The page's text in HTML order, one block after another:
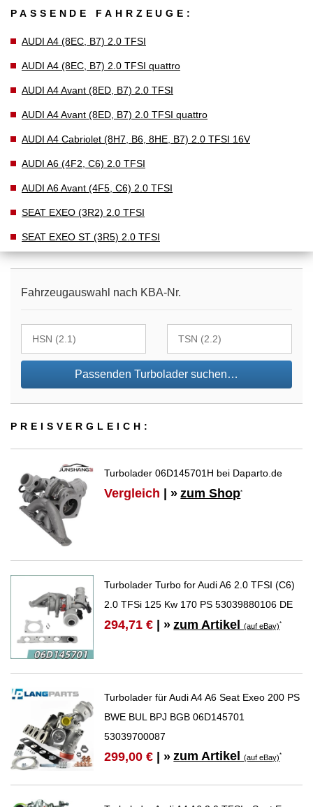
PASSENDE FAHRZEUGE:
AUDI A4 (8EC, B7) 2.0 TFSI
AUDI A4 (8EC, B7) 2.0 TFSI quattro
AUDI A4 Avant (8ED, B7) 2.0 TFSI
AUDI A4 Avant (8ED, B7) 2.0 TFSI quattro
AUDI A4 Cabriolet (8H7, B6, 8HE, B7) 2.0 TFSI 16V
AUDI A6 (4F2, C6) 2.0 TFSI
AUDI A6 Avant (4F5, C6) 2.0 TFSI
SEAT EXEO (3R2) 2.0 TFSI
SEAT EXEO ST (3R5) 2.0 TFSI
Fahrzeugauswahl nach KBA-Nr.
Passenden Turbolader suchen…
PREIS­VER­GLEICH:
Turbolader 06D145701H bei Daparto.de
Vergleich | » zum Shop*
Turbolader Turbo for Audi A6 2.0 TFSI (C6)
2.0 TFSi 125 Kw 170 PS 53039880106 DE
294,71 € | » zum Artikel(auf eBay)*
Turbolader für Audi A4 A6 Seat Exeo 200 PS
BWE BUL BPJ BGB 06D145701
53039700087
299,00 € | » zum Artikel(auf eBay)*